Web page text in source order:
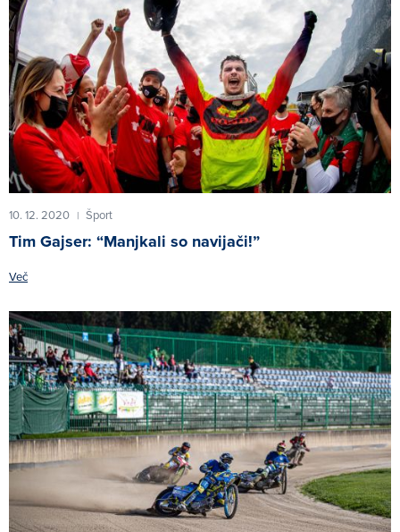
10. 12. 2020 | Šport
Tim Gajser: “Manjkali so navijači!”
Več